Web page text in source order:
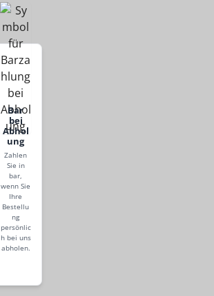
Bar
bei
Abhol
ung
Zahlen
Sie in
bar,
wenn Sie
Ihre
Bestellu
ng
persönlic
h bei uns
abholen.